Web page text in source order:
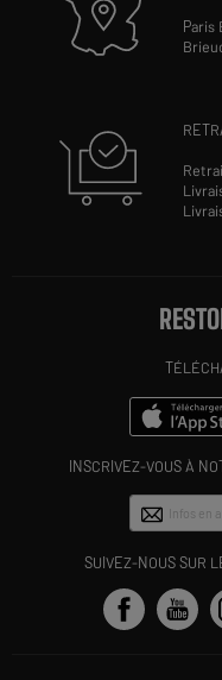
Paris
INSCRIVEZ-VOUS À
SUIVEZ-NOUS SUR